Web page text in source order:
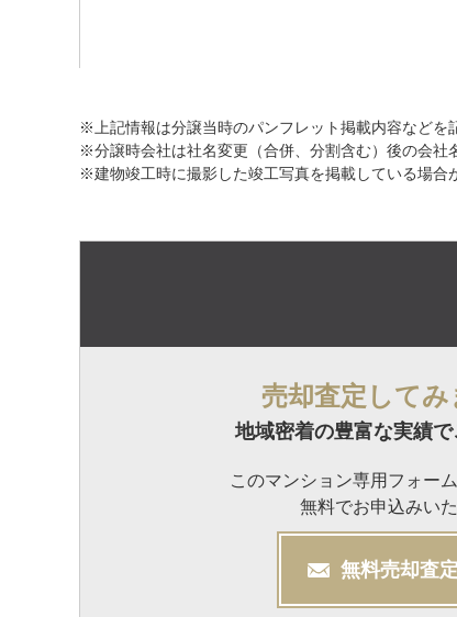
※上記情報は分譲当時のパンフレット掲載内容などを
※分譲時会社は社名変更（合併、分割含む）後の会社
※建物竣工時に撮影した竣工写真を掲載している場合
売却査定してみ
地域密着の豊富な実績
このマンション専用フォー
無料でお申込みい
無料売却査